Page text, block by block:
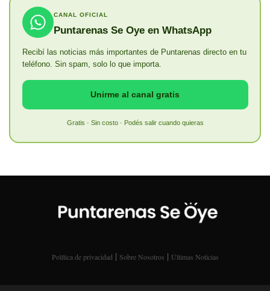
CANAL OFICIAL
Puntarenas Se Oye en WhatsApp
Recibí las noticias más importantes de Puntarenas directo en tu
teléfono. Sin spam, solo lo que importa.
Unirme al canal gratis
Gratis · Sin costo · Podés salir cuando quieras
Política de privacidad | Sobre Nosotros | Últimas Noticias